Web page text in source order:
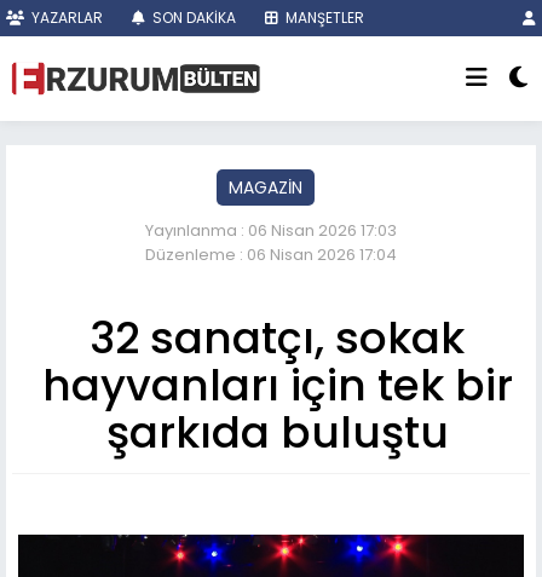
YAZARLAR SON DAKİKA MANŞETLER
MAGAZİN
Yayınlanma : 06 Nisan 2026 17:03
Düzenleme : 06 Nisan 2026 17:04
32 sanatçı, sokak
hayvanları için tek bir
şarkıda buluştu